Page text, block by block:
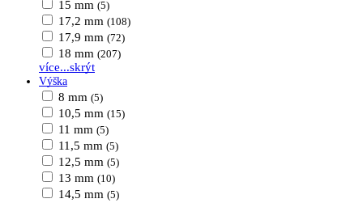
15 mm (5)
17,2 mm (108)
17,9 mm (72)
18 mm (207)
více...skrýt
Výška
8 mm (5)
10,5 mm (15)
11 mm (5)
11,5 mm (5)
12,5 mm (5)
13 mm (10)
14,5 mm (5)